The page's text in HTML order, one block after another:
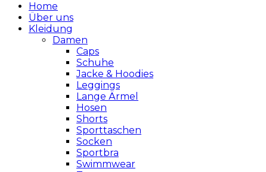
Home
Über uns
Kleidung
Damen
Caps
Schuhe
Jacke & Hoodies
Leggings
Lange Ärmel
Hosen
Shorts
Sporttaschen
Socken
Sportbra
Swimmwear